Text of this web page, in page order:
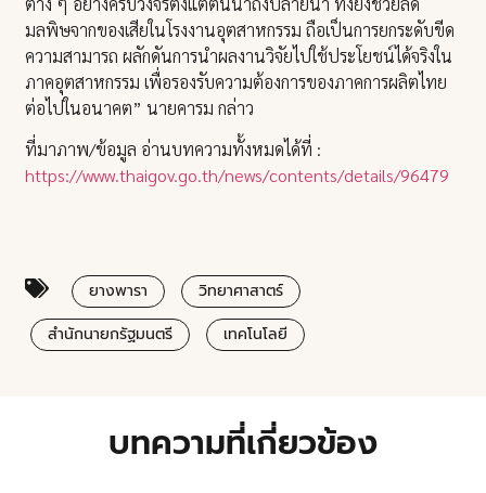
มลพิษจากของเสียในโรงงานอุตสาหกรรม ถือเป็นการยกระดับขีด
ความสามารถ ผลักดันการนำผลงานวิจัยไปใช้ประโยชน์ได้จริงใน
ภาคอุตสาหกรรม เพื่อรองรับความต้องการของภาคการผลิตไทย
ต่อไปในอนาคต” นายคารม กล่าว
ที่มาภาพ/ข้อมูล อ่านบทความทั้งหมดได้ที่ :
https://www.thaigov.go.th/news/contents/details/96479
ยางพารา
วิทยาศาสาตร์
สำนักนายกรัฐมนตรี
เทคโนโลยี
บทความที่เกี่ยวข้อง